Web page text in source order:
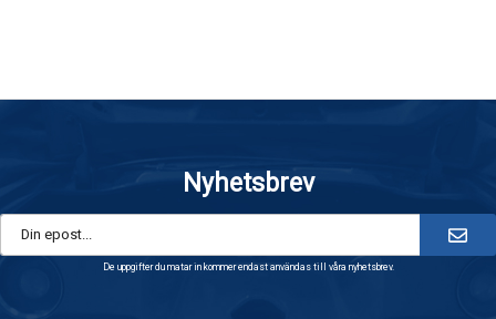
Nyhetsbrev
De uppgifter du matar in kommer endast användas till våra nyhetsbrev.